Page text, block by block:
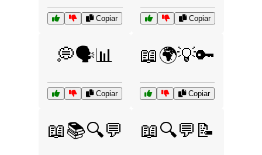
Copiar Copiar
💭🗣️📊
Copiar
📖🌍💡🔑
Copiar
📖📚🔍💬 📖🔍💬📝